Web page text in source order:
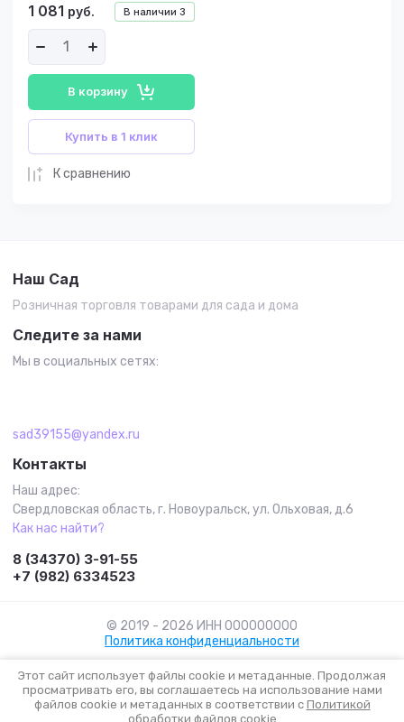
В наличии 3
1 081 руб.
В корзину
Купить в 1 клик
К сравнению
Наш Сад
Розничная торговля товарами для сада и дома
Следите за нами
Мы в социальных сетях:
sad39155@yandex.ru
Контакты
Наш адрес:
Свердловская область, г. Новоуральск, ул. Ольховая, д.6
Как нас найти?
8 (34370) 3-91-55
+7 (982) 6334523
© 2019 - 2026 ИНН 000000000
Политика конфиденциальности
Мегагрупп.ру
Этот сайт использует файлы cookie и метаданные. Продолжая
просматривать его, вы соглашаетесь на использование нами
файлов cookie и метаданных в соответствии с Политикой
обработки файлов cookie